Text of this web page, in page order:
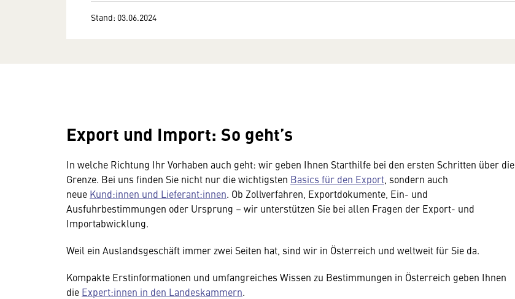
Stand: 03.06.2024
Export und Import: So geht’s
In welche Richtung Ihr Vorhaben auch geht: wir geben Ihnen Starthilfe bei den ersten Schritten über die
Grenze. Bei uns finden Sie nicht nur die wichtigsten Basics für den Export , sondern auch
neue Kund:innen und Lieferant:innen. Ob Zollverfahren, Exportdokumente, Ein- und
Ausfuhrbestimmungen oder Ursprung – wir unterstützen Sie bei allen Fragen der Export- und
Importabwicklung.
Weil ein Auslandsgeschäft immer zwei Seiten hat, sind wir in Österreich und weltweit für Sie da.
Kompakte Erstinformationen und umfangreiches Wissen zu Bestimmungen in Österreich geben Ihnen
die Expert:innen in den Landeskammern.